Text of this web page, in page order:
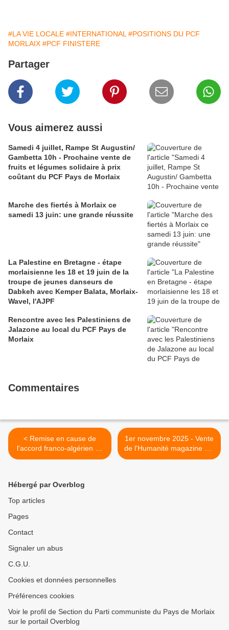
#LA VIE LOCALE #INTERNATIONAL #POSITIONS DU PCF
MORLAIX #PCF FINISTERE
Partager
Vous aimerez aussi
Samedi 4 juillet, Rampe St Augustin/
Gambetta 10h - Prochaine vente de
fruits et légumes solidaire à prix
coûtant du PCF Pays de Morlaix
Marche des fiertés à Morlaix ce
samedi 13 juin: une grande réussite
La Palestine en Bretagne - étape
morlaisienne les 18 et 19 juin de la
troupe de jeunes danseurs de
Dabkeh avec Kemper Balata, Morlaix-
Wavel, l'AJPF
Rencontre avec les Palestiniens de
Jalazone au local du PCF Pays de
Morlaix
Commentaires
< Remise en cause de
l'accord franco-algérien de
1968: le racisme du
1er novembre 2025 - Vente
de l'Humanité magazine sur
le marché de Morlaix et
Hébergé par Overblog
Top articles
Pages
Contact
Signaler un abus
C.G.U.
Cookies et données personnelles
Préférences cookies
Voir le profil de Section du Parti communiste du Pays de Morlaix
sur le portail Overblog